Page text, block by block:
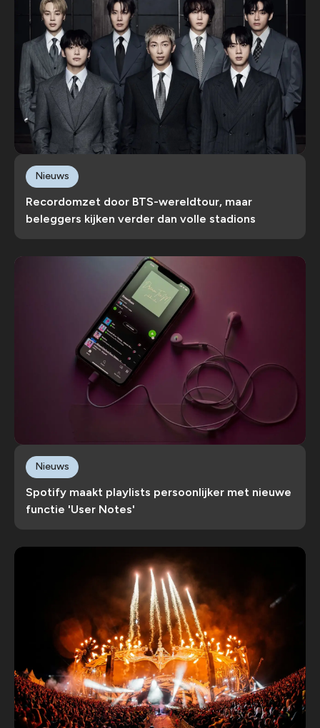
Recordomzet door BTS-wereldtour, maar
beleggers kijken verder dan volle stadions
Nieuws
Spotify maakt playlists persoonlijker met nieuwe
functie 'User Notes'
Nieuws